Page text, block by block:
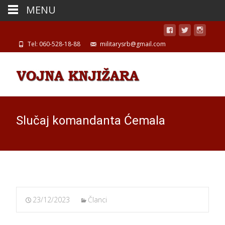
Tel: 060-528-18-88 militarysrb@gmail.com
Slučaj komandanta Ćemala
23/12/2023 Članci
MENU